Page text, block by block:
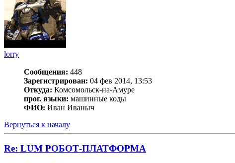
lorry
Сообщения: 448
Зарегистрирован: 04 фев 2014, 13:53
Откуда: Комсомольск-на-Амуре
прог. языки: машинные коды
ФИО: Иван Иваныч
Вернуться к началу
Re: LUM РОБОТ-ПЛАТФОРМА